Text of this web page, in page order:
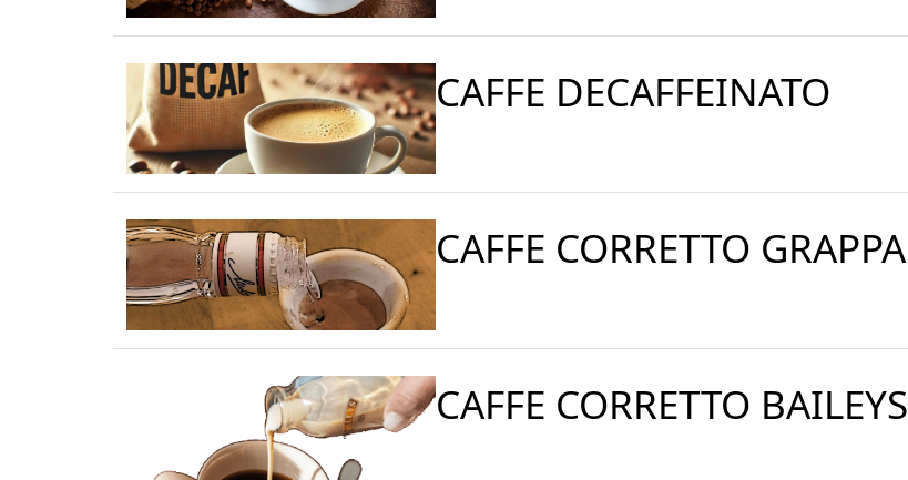
CAFFE DECAFFEINATO
CAFFE CORRETTO GRAPPA
CAFFE CORRETTO BAILEYS